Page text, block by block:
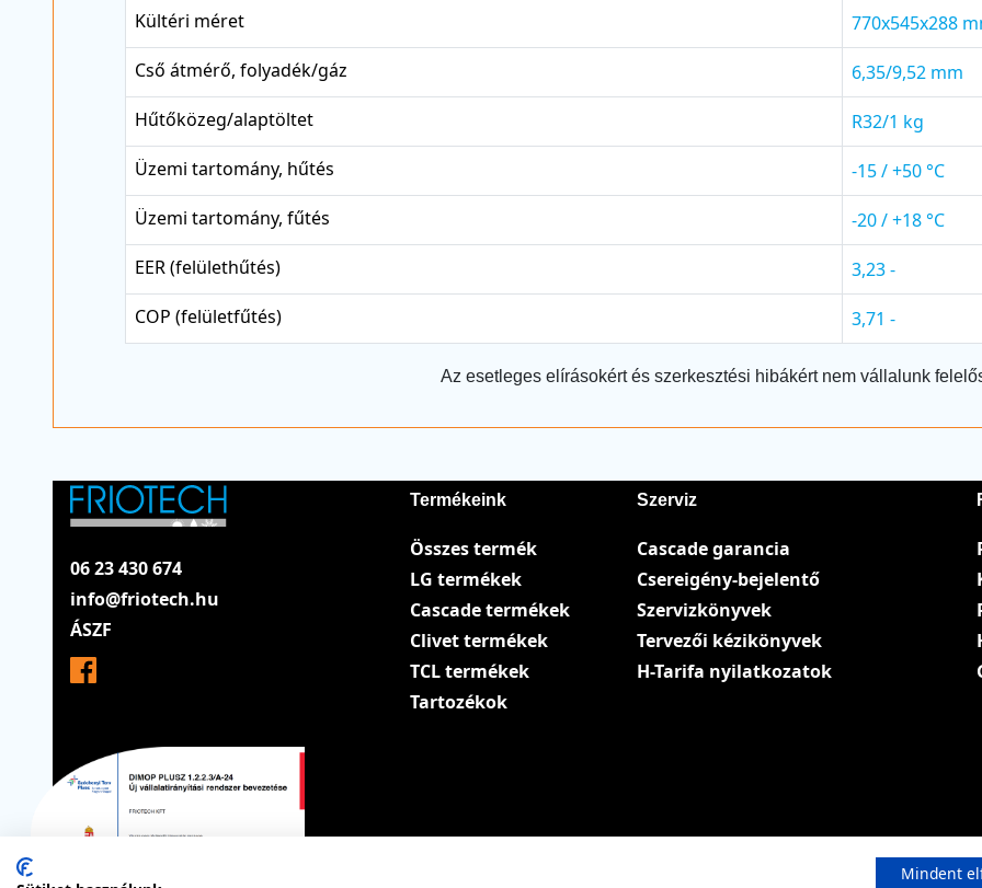
Kültéri méret
770x545x288
Cső átmérő, folyadék/gáz
6,35/9,52 mm
Hűtőközeg/alaptöltet
R32/1 kg
Üzemi tartomány, hűtés
-15 / +50 °C
Üzemi tartomány, fűtés
-20 / +18 °C
EER (felülethűtés)
3,23 -
COP (felületfűtés)
3,71 -
Az esetleges elírásokért és szerkesztési hibákért nem vállalunk
06 23 430 674
info@friotech.hu
ÁSZF
Termékeink
Összes termék
LG termékek
Cascade termékek
Clivet termékek
TCL termékek
Tartozékok
Szerviz
Cascade garancia
Csereigény-bejelentő
Szervizkönyvek
Tervezői kézikönyvek
H-Tarifa nyilatkozatok
Mindent